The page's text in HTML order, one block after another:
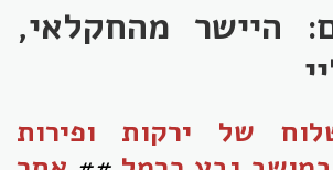
היישר מהחקלאי,
של ירקות ופירות